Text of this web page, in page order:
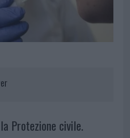
Protezione civile.